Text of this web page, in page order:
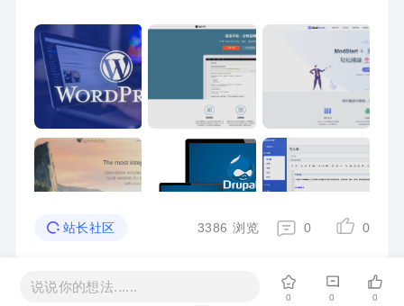
站长社区 3386 浏览 0 0
说说你的想法......
0 0 0